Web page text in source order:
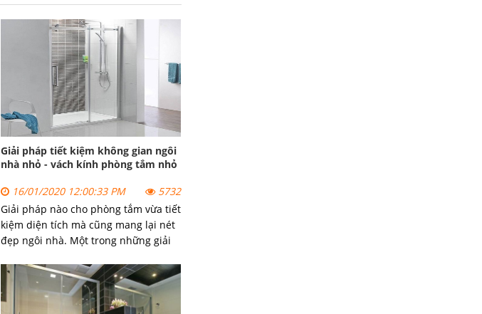
Giải pháp tiết kiệm không gian ngôi
nhà nhỏ - vách kính phòng tắm nhỏ
16/01/2020 12:00:33 PM
5732
Giải pháp nào cho phòng tắm vừa tiết
kiệm diện tích mà cũng mang lại nét
đẹp ngôi nhà. Một trong những giải
tắm nhỏ.